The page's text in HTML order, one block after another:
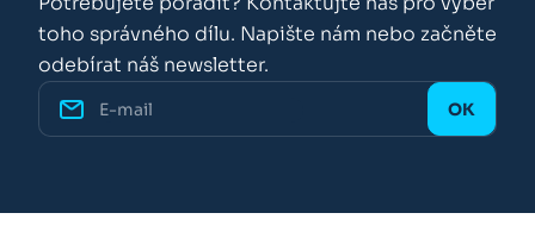
toho správného dílu. Napište nám nebo začněte
odebírat náš newsletter.